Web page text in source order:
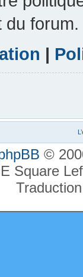
du forum.
|
©
Square